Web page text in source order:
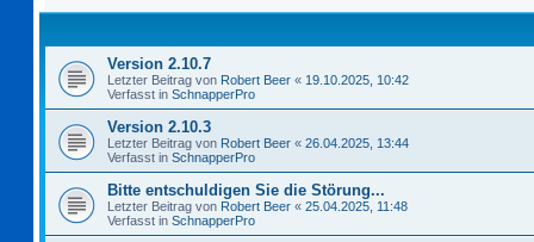
Version 2.10.7
Letzter Beitrag von Robert Beer « 19.10.2025, 10:42
Verfasst in SchnapperPro
Version 2.10.3
Letzter Beitrag von Robert Beer « 26.04.2025, 13:44
Verfasst in SchnapperPro
Bitte entschuldigen Sie die Störung...
Letzter Beitrag von Robert Beer « 25.04.2025, 11:48
Verfasst in SchnapperPro